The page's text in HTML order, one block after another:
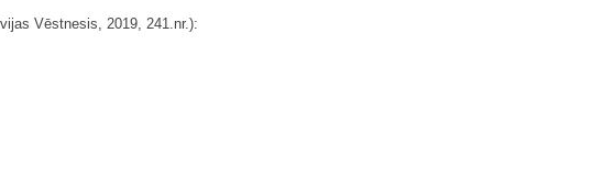
Vēstnesis, 2019, 241.nr.):